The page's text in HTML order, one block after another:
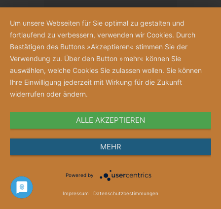
Ethikberatung im Gesundheitswesen
Hendrik Graßme
45,00 €
Um unsere Webseiten für Sie optimal zu gestalten und
fortlaufend zu verbessern, verwenden wir Cookies. Durch
Bestätigen des Buttons »Akzeptieren« stimmen Sie der
Verwendung zu. Über den Button »mehr« können Sie
auswählen, welche Cookies Sie zulassen wollen. Sie können
Ihre Einwilligung jederzeit mit Wirkung für die Zukunft
widerrufen oder ändern.
ALLE AKZEPTIEREN
MEHR
Powered by
Impressum Datenschutzbestimmungen